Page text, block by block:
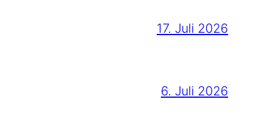
17. Juli 2026
6. Juli 2026